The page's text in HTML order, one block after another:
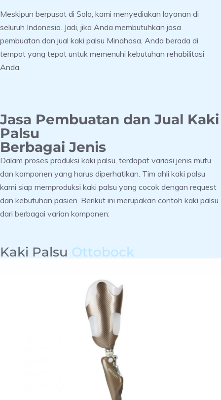
Meskipun berpusat di Solo, kami menyediakan layanan di
seluruh Indonesia. Jadi, jika Anda membutuhkan jasa
pembuatan dan jual kaki palsu Minahasa, Anda berada di
tempat yang tepat untuk memenuhi kebutuhan rehabilitasi
Anda.
Jasa Pembuatan dan Jual Kaki
Palsu
Berbagai Jenis
Dalam proses produksi kaki palsu, terdapat variasi jenis mutu
dan komponen yang harus diperhatikan. Tim ahli kaki palsu
kami siap memproduksi kaki palsu yang cocok dengan request
dan kebutuhan pasien. Berikut ini merupakan contoh kaki palsu
dari berbagai varian komponen:
Kaki Palsu Ottobock